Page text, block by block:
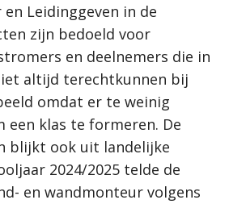
Leidinggeven in de
zijn bedoeld voor
en deelnemers die in
altijd terechtkunnen bij
omdat er te weinig
een klas te formeren. De
blijkt ook uit landelijke
2024/2025 telde de
en wandmonteur volgens